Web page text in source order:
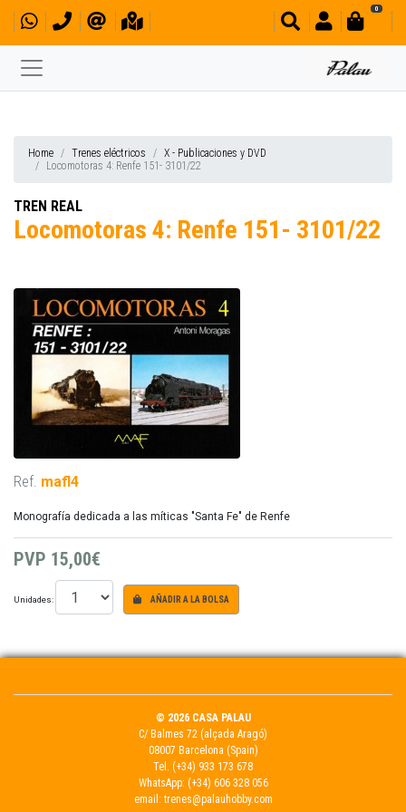
0
Home Trenes eléctricos
X - Publicaciones y DVD
Locomotoras 4: Renfe 151- 3101/22
TREN REAL
Locomotoras 4: Renfe 151- 3101/22
Ref. mafl4
Monografía dedicada a las míticas "Santa Fe" de Renfe
PVP 15,00€
Unidades: AÑADIR A LA BOLSA
© 2026 CASA PALAU
C/ Balmes 72 (alçada Aragó)
08007 Barcelona (Spain)
Tel. (+34) 933 173 678
WhatsApp: (+34) 606 328 056
email: trenes@palauhobby.com